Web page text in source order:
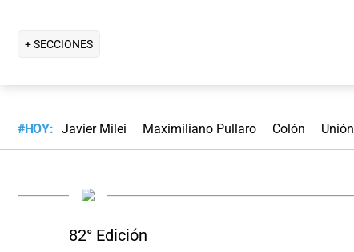
+ SECCIONES
#HOY: Javier Milei Maximiliano Pullaro Colón Unión
82° Edición